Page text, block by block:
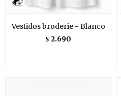
Vestidos broderie - Blanco
$ 2.690